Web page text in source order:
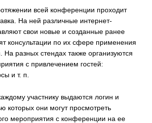
всей конференции проходит
На ней различные интернет-
свои новые и созданные ранее
консультации по их сфере применения
разных стендах также организуются
с привлечением гостей:
и т. п.
участнику выдаются логин и
которых они могут просмотреть
мероприятия с конференции на ее